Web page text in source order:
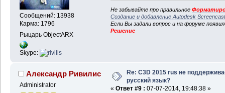
Сообщений: 13938
Карма: 1796
Рыцарь ObjectARX
Skype:
Не забывайте про правильное
Создание и добавление Autodesk
Если Вы задали вопрос и на форуме
Решение
Александр Ривилис
Administrator
Re: C3D 2015 rus не
русский язык?
« Ответ #9 : 07-07-2014, 19:48:38 »